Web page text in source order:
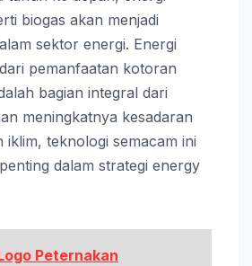
biogas akan menjadi
sektor energi. Energi
pemanfaatan kotoran
bagian integral dari
meningkatnya kesadaran
teknologi semacam ini
dalam strategi energy
Peternakan